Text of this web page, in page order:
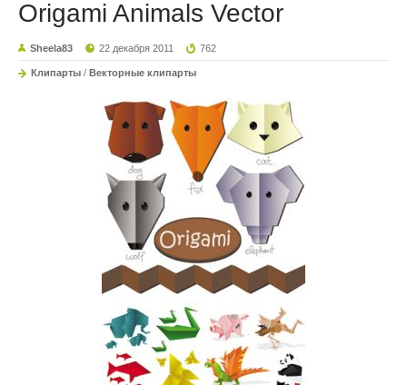
Origami Animals Vector
Sheela83 22 декабря 2011 762
Клипарты / Векторные клипарты